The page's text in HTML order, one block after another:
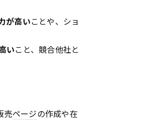
が高いことや、ショ
いこと、競合他社と
売ページの作成や在